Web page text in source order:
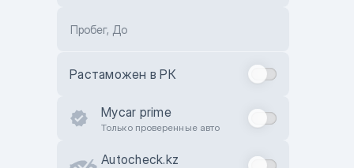
Пробег, До
Растаможен в РК
Mycar prime
Только проверенные авто
Autocheck.kz